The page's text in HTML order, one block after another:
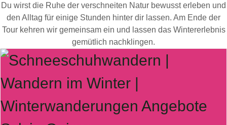
Du wirst die Ruhe der verschneiten Natur bewusst erleben und
den Alltag für einige Stunden hinter dir lassen. Am Ende der
Tour kehren wir gemeinsam ein und lassen das Wintererlebnis
gemütlich nachklingen.